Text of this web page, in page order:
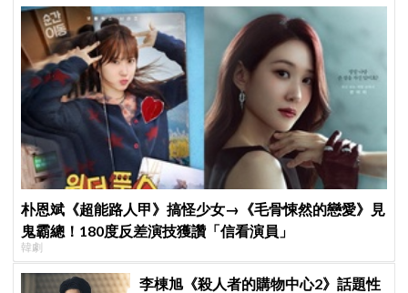
朴恩斌《超能路人甲》搞怪少女→《毛骨悚然的戀愛》見
鬼霸總！180度反差演技獲讚「信看演員」
韓劇
李棟旭《殺人者的購物中心2》話題性